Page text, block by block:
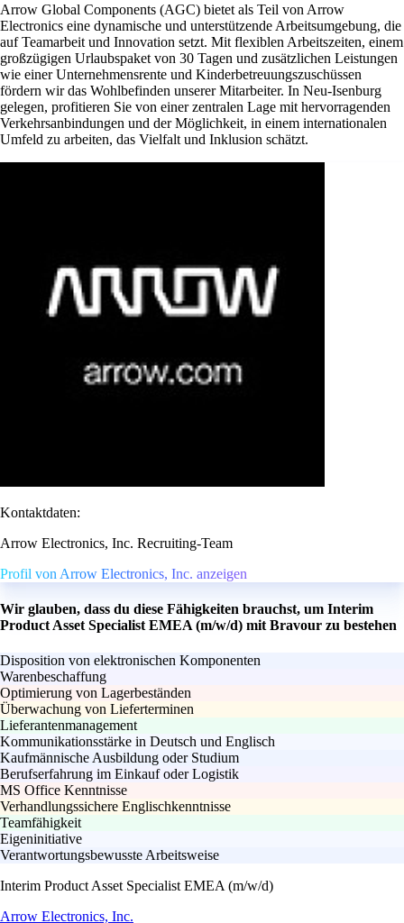
Arrow Global Components (AGC) bietet als Teil von Arrow
Electronics eine dynamische und unterstützende Arbeitsumgebung, die
auf Teamarbeit und Innovation setzt. Mit flexiblen Arbeitszeiten, einem
großzügigen Urlaubspaket von 30 Tagen und zusätzlichen Leistungen
wie einer Unternehmensrente und Kinderbetreuungszuschüssen
fördern wir das Wohlbefinden unserer Mitarbeiter. In Neu-Isenburg
gelegen, profitieren Sie von einer zentralen Lage mit hervorragenden
Verkehrsanbindungen und der Möglichkeit, in einem internationalen
Umfeld zu arbeiten, das Vielfalt und Inklusion schätzt.
Kontaktdaten:
Arrow Electronics, Inc. Recruiting-Team
Profil von Arrow Electronics, Inc. anzeigen
Wir glauben, dass du diese Fähigkeiten brauchst, um Interim
Product Asset Specialist EMEA (m/w/d) mit Bravour zu bestehen
Disposition von elektronischen Komponenten
Warenbeschaffung
Optimierung von Lagerbeständen
Überwachung von Lieferterminen
Lieferantenmanagement
Kommunikationsstärke in Deutsch und Englisch
Kaufmännische Ausbildung oder Studium
Berufserfahrung im Einkauf oder Logistik
MS Office Kenntnisse
Verhandlungssichere Englischkenntnisse
Teamfähigkeit
Eigeninitiative
Verantwortungsbewusste Arbeitsweise
Interim Product Asset Specialist EMEA (m/w/d)
Arrow Electronics, Inc.